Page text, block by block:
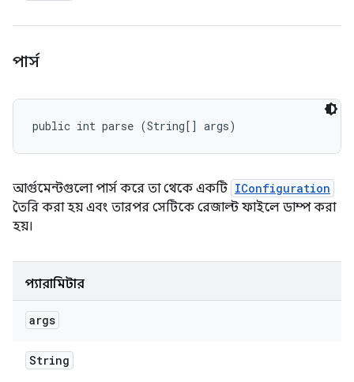
পার্স
public int parse (String[] args)
আর্গুমেন্টগুলো পার্স করে তা থেকে একটি IConfiguration
তৈরি করা হয় এবং তারপর সেটিকে রেজাল্ট ফাইলে ডাম্প করা
হয়।
প্যারামিটার
args
String